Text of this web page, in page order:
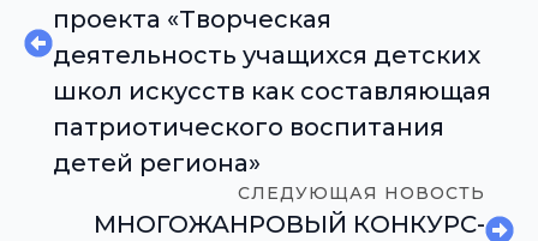
проекта «Творческая
деятельность учащихся детских
школ искусств как составляющая
патриотического воспитания
детей региона»
СЛЕДУЮЩАЯ НОВОСТЬ
МНОГОЖАНРОВЫЙ КОНКУРС-